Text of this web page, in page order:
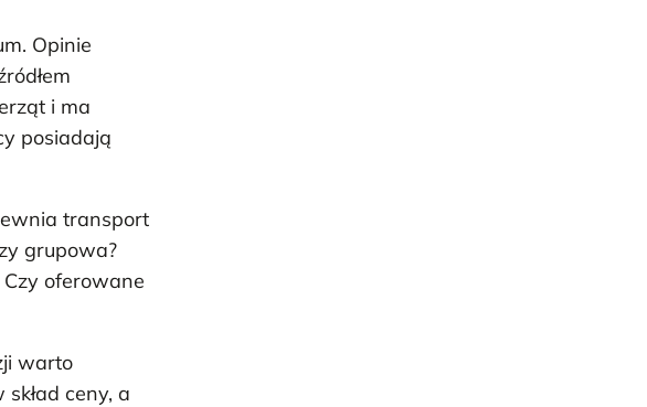
Opinie
i ma
posiadają
transport
grupowa?
oferowane
warto
ceny, a